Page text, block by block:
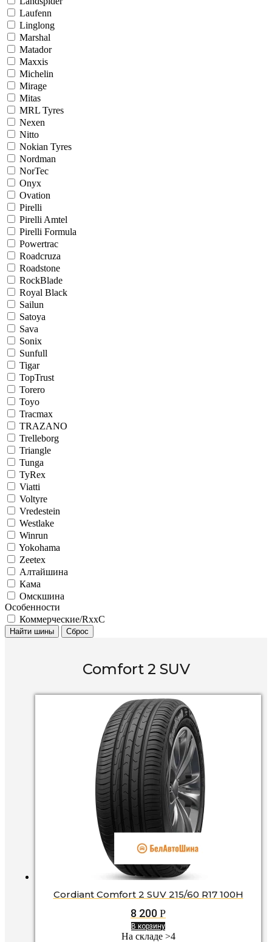
Laufenn
Linglong
Marshal
Matador
Maxxis
Michelin
Mirage
Mitas
MRL Tyres
Nexen
Nitto
Nokian Tyres
Nordman
NorTec
Onyx
Ovation
Pirelli
Pirelli Amtel
Pirelli Formula
Powertrac
Roadcruza
Roadstone
RockBlade
Royal Black
Sailun
Satoya
Sava
Sonix
Sunfull
Tigar
TopTrust
Torero
Toyo
Tracmax
TRAZANO
Trelleborg
Triangle
Tunga
TyRex
Viatti
Voltyre
Vredestein
Westlake
Winrun
Yokohama
Zeetex
Алтайшина
Кама
Омскшина
Особенности
Коммерческие/RxxC
Найти шины Сброс
Comfort 2 SUV
Cordiant Comfort 2 SUV 215/60 R17 100H
8 200 Р
В корзину
На складе >4